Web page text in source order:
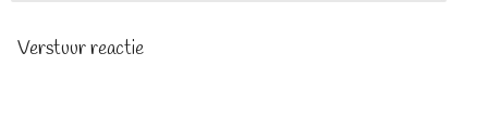
Verstuur reactie